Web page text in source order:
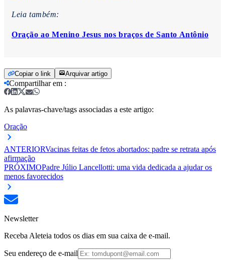
Leia também:
Oração ao Menino Jesus nos braços de Santo Antônio
Copiar o link Arquivar artigo
Compartilhar em :
As palavras-chave/tags associadas a este artigo:
Oração
ANTERIORVacinas feitas de fetos abortados: padre se retrata após
afirmação
PRÓXIMOPadre Júlio Lancellotti: uma vida dedicada a ajudar os
menos favorecidos
Newsletter
Receba Aleteia todos os dias em sua caixa de e-mail.
Seu endereço de e-mail